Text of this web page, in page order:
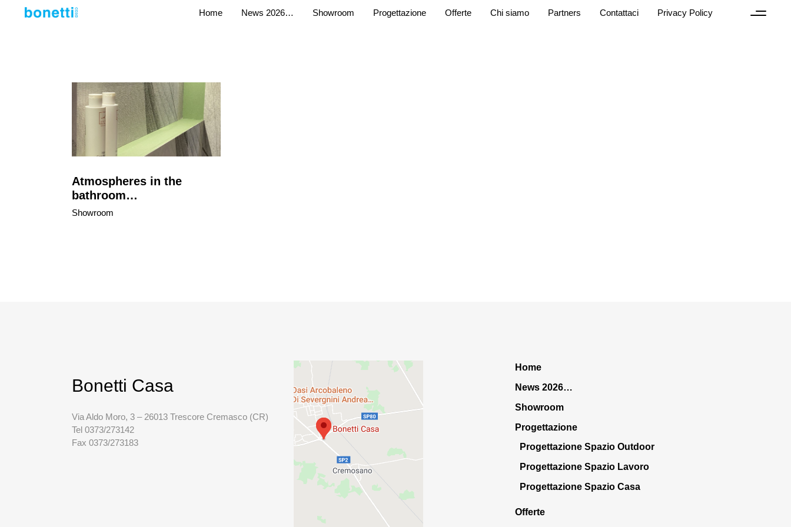
Home News 2026… Showroom Progettazione Offerte Chi siamo Partners Contattaci Privacy Policy
Atmospheres in the
bathroom…
Showroom
Bonetti Casa
Via Aldo Moro, 3 – 26013 Trescore Cremasco (CR)
Tel 0373/273142
Fax 0373/273183
Home
News 2026…
Showroom
Progettazione
Progettazione Spazio Outdoor
Progettazione Spazio Lavoro
Progettazione Spazio Casa
Offerte